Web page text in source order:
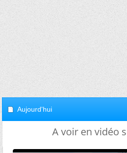
Aujourd'hui
A voir en vidéo